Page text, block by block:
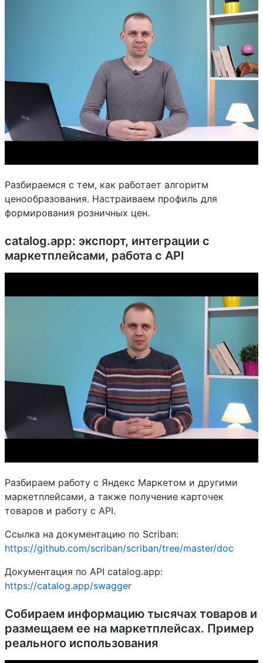
Разбираемся с тем, как работает алгоритм
ценообразования. Настраиваем профиль для
формирования розничных цен.
catalog.app: экспорт, интеграции с
маркетплейсами, работа с API
Разбираем работу с Яндекс Маркетом и другими
маркетплейсами, а также получение карточек
товаров и работу с API.
Ссылка на документацию по Scriban:
https://github.com/scriban/scriban/tree/master/doc
Документация по API catalog.app:
https://catalog.app/swagger
Собираем информацию тысячах товаров и
размещаем ее на маркетплейсах. Пример
реального использования